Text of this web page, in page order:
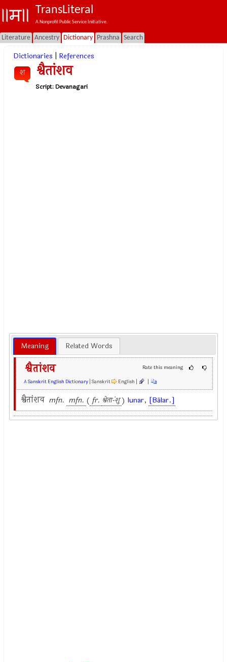
TransLiteral
A Nonprofit Public Service Initiative.
Literature Ancestry Dictionary Prashna Search
Dictionaries References
श श्वैतांशव
Script:Devanagari
Meaning Related Words
Rate this meaning
श्वैतांशव
A Sanskrit English Dictionary | Sanskrit English | |
श्वैतांशव mfn. mfn. ( fr. श्वेता-ंशु) lunar, [Bālar.]